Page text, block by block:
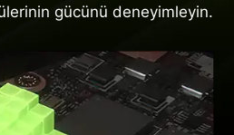
gücünü deneyimleyin.